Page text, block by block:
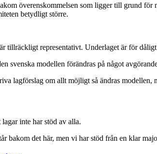
överenskommelsen som ligger till grund
betydligt större.
tillräckligt representativt. Underlaget är för
svenska modellen förändras på något
lagförslag om allt möjligt så ändras modellen,
inte har stöd av alla.
bakom det här, men vi har stöd från en klar